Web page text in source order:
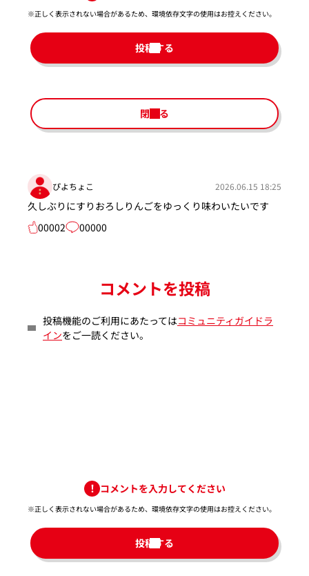
※正しく表示されない場合があるため、環境依存文字の使用はお控えください。​
投稿する
閉じる
ぴよちょこ 2026.06.15 18:25
久しぶりにすりおろしりんごをゆっくり味わいたいです
00002
00000
コメントを投稿
投稿機能のご利用にあたってはコミュニティガイドラ
インをご一読ください。
コメントを入力してください
※正しく表示されない場合があるため、環境依存文字の使用はお控えください。​
投稿する